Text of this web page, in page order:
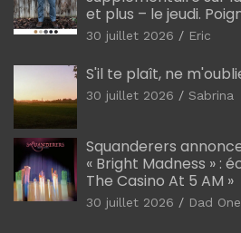
et plus – le jeudi.
30 juillet 2026 Eric
S'il te plaît, ne
30 juillet 2026 Sabrina
Squanderers
« Bright Madness » :
The Casino At 5 AM »
30 juillet 2026 Dad One